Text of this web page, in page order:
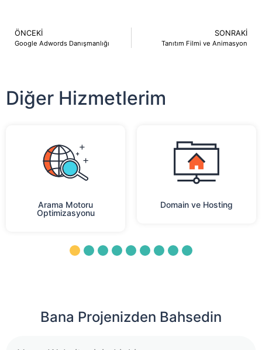
ÖNCEKI
Google Adwords Danışmanlığı
SONRAKI
Tanıtım Filmi ve Animasyon
Diğer Hizmetlerim
Domain ve Hosting E-Ticaret
3 4 5 6 7 8 9
Bana Projenizden Bahsedin